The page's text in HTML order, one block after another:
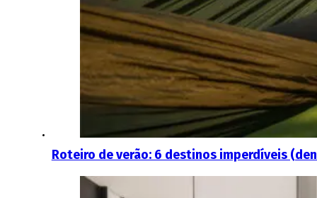
Roteiro de verão: 6 destinos imperdíveis